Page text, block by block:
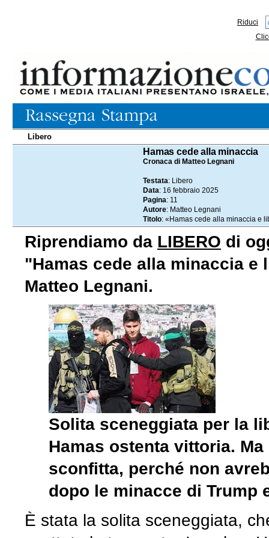
Riduci
Libero
Hamas cede alla minaccia
Cronaca di Matteo Legnani
Testata: Libero
Data: 16 febbraio 2025
Pagina: 11
Autore: Matteo Legnani
Titolo: «Hamas cede alla minaccia e
Riprendiamo da LIBERO di
"Hamas cede alla minaccia
Matteo Legnani.
Solita sceneggiata per la
Hamas ostenta vittoria.
sconfitta, perché non
dopo le minacce di Trump
È stata la solita sceneggiata,